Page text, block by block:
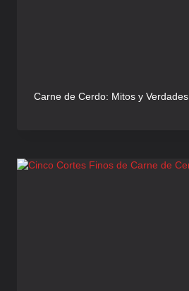
Carne de Cerdo: Mitos y Verdades